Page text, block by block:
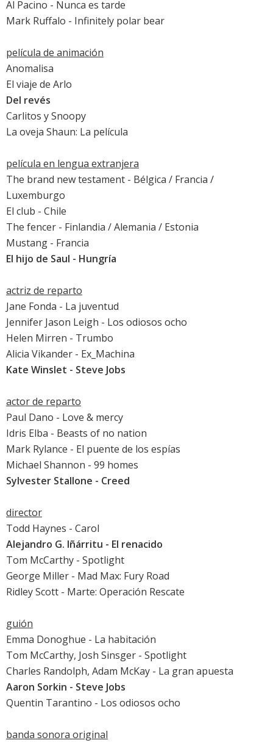
Al Pacino - Nunca es tarde
Mark Ruffalo - Infinitely polar bear
película de animación
Anomalisa
El viaje de Arlo
Del revés
Carlitos y Snoopy
La oveja Shaun: La película
película en lengua extranjera
The brand new testament - Bélgica / Francia /
Luxemburgo
El club - Chile
The fencer - Finlandia / Alemania / Estonia
Mustang - Francia
El hijo de Saul - Hungría
actriz de reparto
Jane Fonda - La juventud
Jennifer Jason Leigh - Los odiosos ocho
Helen Mirren - Trumbo
Alicia Vikander - Ex_Machina
Kate Winslet - Steve Jobs
actor de reparto
Paul Dano - Love & mercy
Idris Elba - Beasts of no nation
Mark Rylance - El puente de los espías
Michael Shannon - 99 homes
Sylvester Stallone - Creed
director
Todd Haynes - Carol
Alejandro G. Iñárritu - El renacido
Tom McCarthy - Spotlight
George Miller - Mad Max: Fury Road
Ridley Scott - Marte: Operación Rescate
guión
Emma Donoghue - La habitación
Tom McCarthy, Josh Sinsger - Spotlight
Charles Randolph, Adam McKay - La gran apuesta
Aaron Sorkin - Steve Jobs
Quentin Tarantino - Los odiosos ocho
banda sonora original